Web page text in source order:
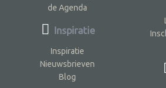
de Agenda
Inspiratie
Inspiratie
Nieuwsbrieven
Blog